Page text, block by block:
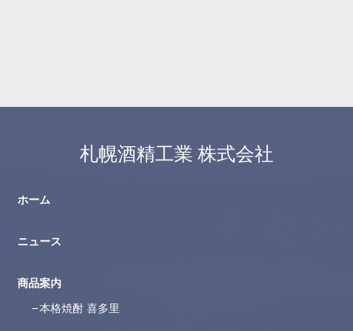
札幌酒精工業 株式会社
ホーム
ニュース
商品案内
本格焼酎 喜多里